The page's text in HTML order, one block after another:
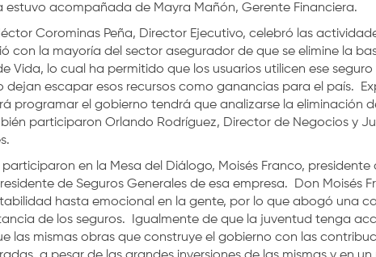
acompañada de Mayra Mañón, Gerente Financiera.
Corominas Peña, Director Ejecutivo, celebró las
con la mayoría del sector asegurador de que se elimine la
Vida, lo cual ha permitido que los usuarios utilicen ese
dejan escapar esos recursos como ganancias para el país.
programar el gobierno tendrá que analizarse la eliminación
participaron Orlando Rodríguez, Director de Negocios y
en la Mesa del Diálogo, Moisés Franco,
de Seguros Generales de esa empresa. Don Moisés
hasta emocional en la gente, por lo que abogó una
de los seguros. Igualmente de que la juventud tenga
las mismas obras que construye el gobierno con las